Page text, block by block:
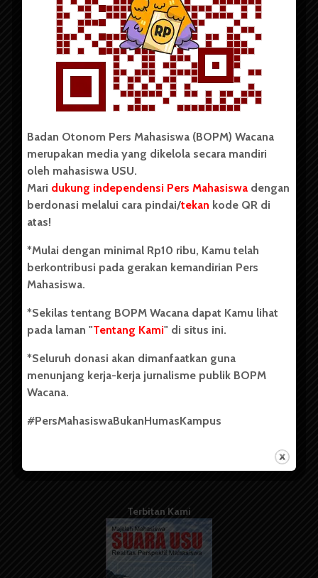
Copyright © 2023. All rights reserved BOPM WACANA.
Badan Otonom Pers Mahasiswa (BOPM) Wacana merupakan
pers mahasiswa yang berdiri di luar kampus dan dikelola
secara mandiri oleh mahasiswa Universitas Sumatera Utara
(USU). Sebelumnya BOPM Wacana merupakan salah satu
Unit Kegiatan Mahasiswa (UKM) di Universitas Sumatera
berdiri pada 1 Juli 1995.
Kontribusi
Info Iklan
Pedoman Media Siber
Kode Etik Jurnalistik
Terbitan Kami
Badan Otonom Pers Mahasiswa (BOPM) Wacana
merupakan media yang dikelola secara mandiri
oleh mahasiswa USU.
Mari dukung independensi Pers Mahasiswa dengan
berdonasi melalui cara pindai/tekan kode QR di
atas!
*Mulai dengan minimal Rp10 ribu, Kamu telah
berkontribusi pada gerakan kemandirian Pers
Mahasiswa.
*Sekilas tentang BOPM Wacana dapat Kamu lihat
pada laman "Tentang Kami" di situs ini.
*Seluruh donasi akan dimanfaatkan guna
menunjang kerja-kerja jurnalisme publik BOPM
Wacana.
#PersMahasiswaBukanHumasKampus